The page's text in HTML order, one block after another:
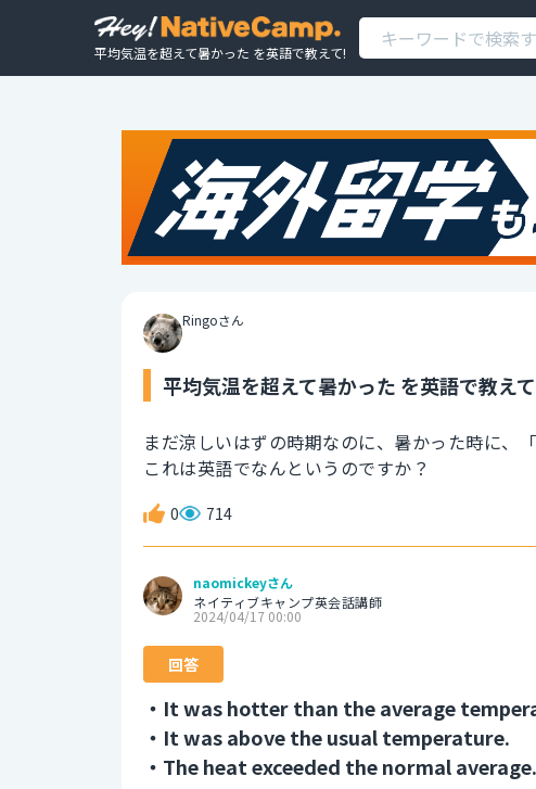
平均気温を超えて暑かった を英語で教えて!
Ringoさん
平均気温を超えて暑かった を英語で教え
まだ涼しいはずの時期なのに、暑かった時に、
これは英語でなんというのですか？
0 714
naomickeyさん
ネイティブキャンプ英会話講師
2024/04/17 00:00
回答
・It was hotter than the average
・It was above the usual temperature.
・The heat exceeded the normal average.